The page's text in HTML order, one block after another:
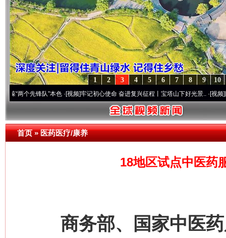
10
9
8
7
6
5
4
3
2
1
先锋队”本色·[视频]牢记初心使命 奋进复兴征程丨宝塔山下好光景..·[视频]因党而生
首页»医药医疗/康养
18地区试点中医药
商务部、国家中医药